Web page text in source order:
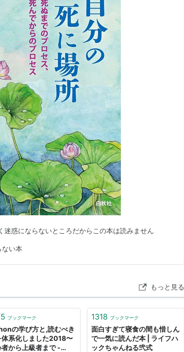
迷惑にならないところだからこの本は読みません
ない本
もっと見る
ブックマーク
の学び方と,読むべき
体系化しました2018〜
から上級者まで -
1318 ブックマーク
面白すぎて寝食の間も惜しん
で一気に読んだ本 | ライフハ
ックちゃんねる弐式